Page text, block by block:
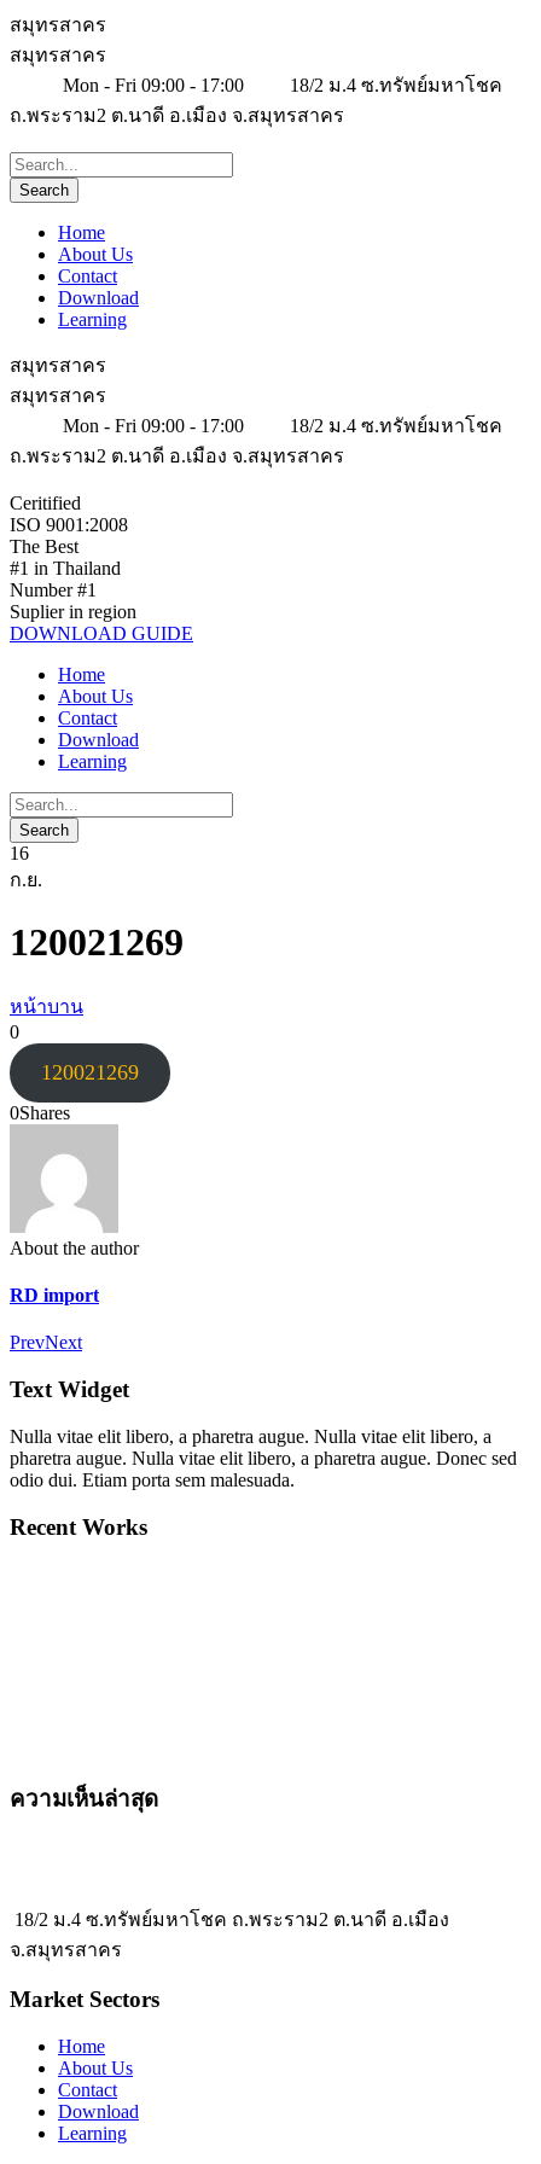
สมุทรสาคร
สมุทรสาคร
Mon - Fri 09:00 - 17:00
18/2 ม.4 ซ.ทรัพย์มหาโชค
ถ.พระราม2 ต.นาดี อ.เมือง จ.สมุทรสาคร
Home
About Us
Contact
Download
Learning
สมุทรสาคร
สมุทรสาคร
Mon - Fri 09:00 - 17:00
18/2 ม.4 ซ.ทรัพย์มหาโชค
ถ.พระราม2 ต.นาดี อ.เมือง จ.สมุทรสาคร
Ceritified
ISO 9001:2008
The Best
#1 in Thailand
Number #1
Suplier in region
DOWNLOAD GUIDE
Home
About Us
Contact
Download
Learning
16
ก.ย.
120021269
หน้าบาน
0
120021269
0Shares
About the author
RD import
PrevNext
Text Widget
Nulla vitae elit libero, a pharetra augue. Nulla vitae elit libero, a
pharetra augue. Nulla vitae elit libero, a pharetra augue. Donec sed
odio dui. Etiam porta sem malesuada.
Recent Works
ความเห็นล่าสุด
18/2 ม.4 ซ.ทรัพย์มหาโชค ถ.พระราม2 ต.นาดี อ.เมือง
จ.สมุทรสาคร
Market Sectors
Home
About Us
Contact
Download
Learning